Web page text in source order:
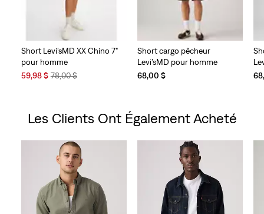
Short Levi’sMD XX Chino 7"
pour homme
Sale
59,98 $Original
78,00 $
Short cargo pêcheur
Levi’sMD pour homme
68,00 $
Les Clients Ont Également Acheté